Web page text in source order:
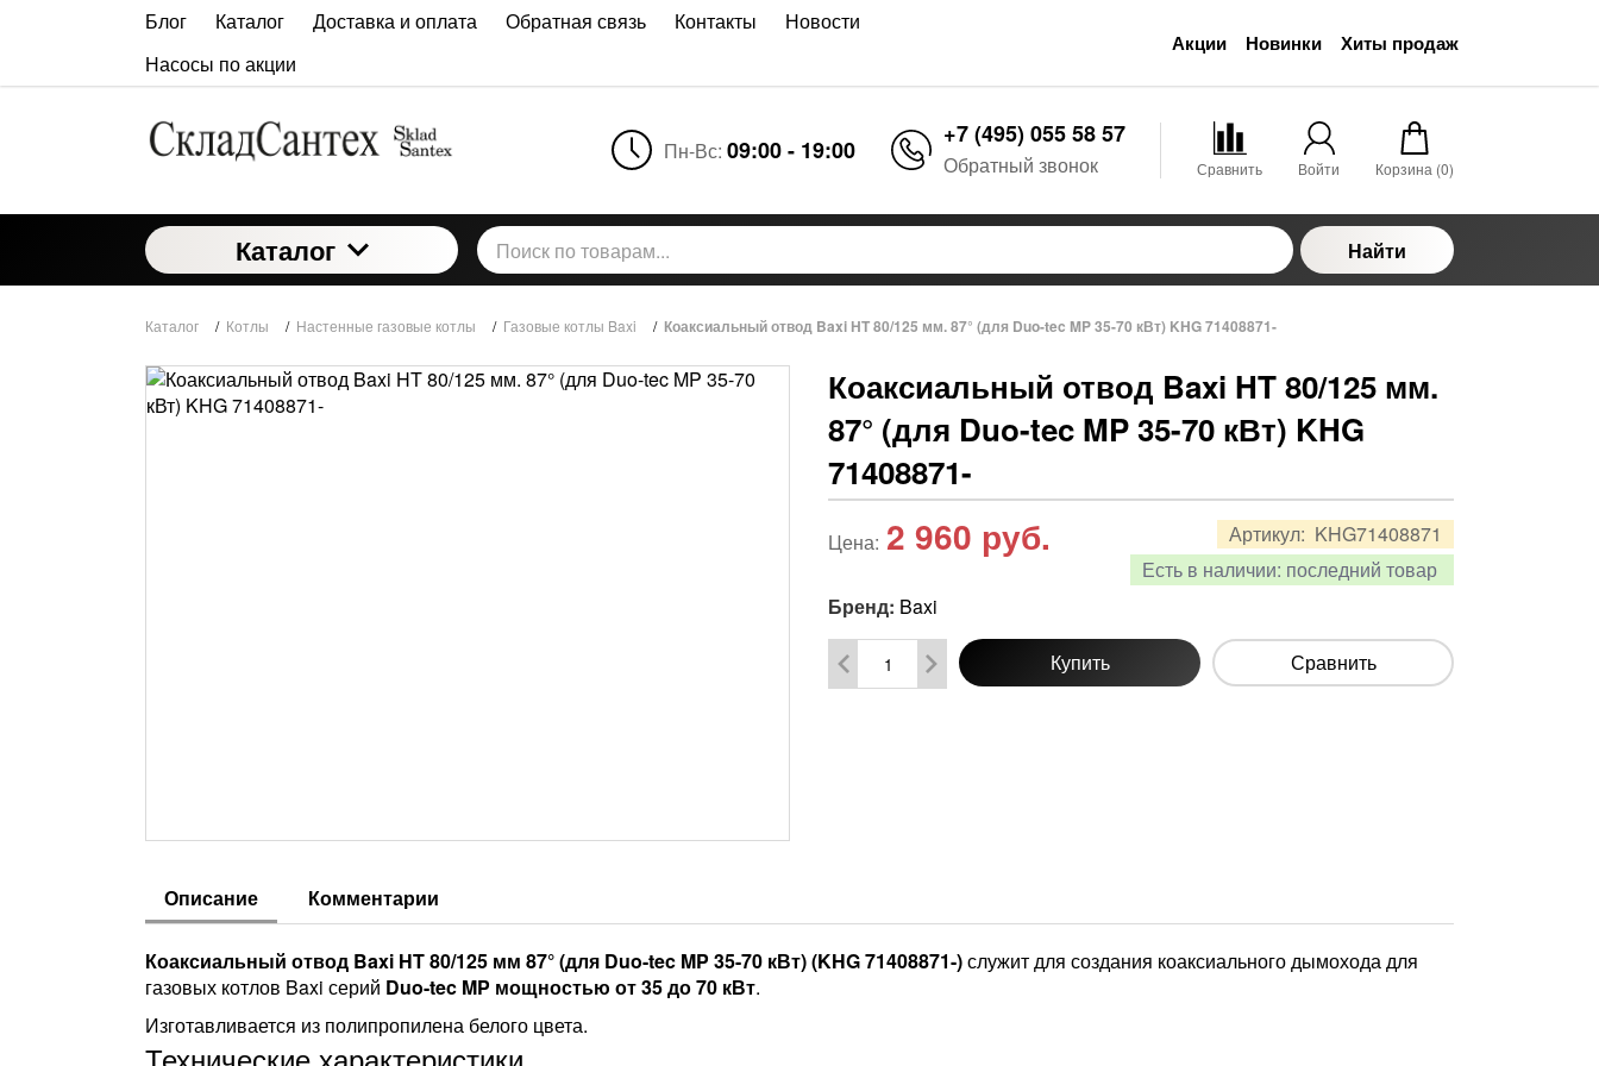
Блог Каталог Доставка и оплата Обратная связь Контакты
Новости
Насосы по акции
Акции Новинки Хиты продаж
Пн-Вс: 09:00 - 19:00
+7 (495) 055 58 57
Обратный звонок Сравнить Войти Корзина (0)
Каталог Найти
Каталог / Котлы / Настенные газовые котлы / Газовые котлы Baxi / Коаксиальный отвод Baxi HT 80/125 мм. 87° (для Duo-tec MP 35-70 кВт) KHG 71408871-
Коаксиальный отвод Baxi HT 80/125 мм.
87° (для Duo-tec MP 35-70 кВт) KHG
71408871-
Артикул: KHG71408871
Есть в наличии: последний товар
Цена: 2 960 руб.
Бренд: Baxi
Купить Сравнить
Описание Комментарии
Коаксиальный отвод Baxi HT 80/125 мм 87° (для Duo-tec MP 35-70 кВт) (KHG 71408871-)служит для создания коаксиального дымохода для
газовых котлов Baxi серий Duo-tec MP мощностью от 35 до 70 кВт.
Изготавливается из полипропилена белого цвета.